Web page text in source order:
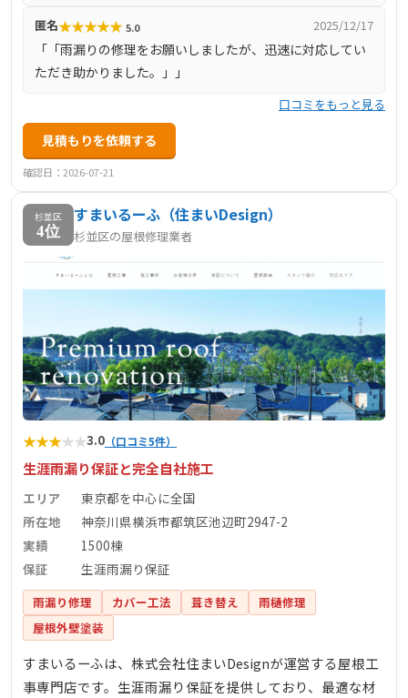
匿名★★★★★ 5.0 2025/12/17
「「雨漏りの修理をお願いしましたが、迅速に対応してい
ただき助かりました。」」
口コミをもっと見る
見積もりを依頼する
確認日：2026-07-21
杉並区
4位
すまいるーふ（住まいDesign）
杉並区の屋根修理業者
★★★★★3.0 （口コミ5件）
生涯雨漏り保証と完全自社施工
エリア
東京都を中心に全国
所在地
神奈川県横浜市都筑区池辺町2947-2
実績
1500棟
保証
生涯雨漏り保証
雨漏り修理 カバー工法 葺き替え
雨樋修理
屋根外壁塗装
すまいるーふは、株式会社住まいDesignが運営する屋根工
事専門店です。生涯雨漏り保証を提供しており、最適な材